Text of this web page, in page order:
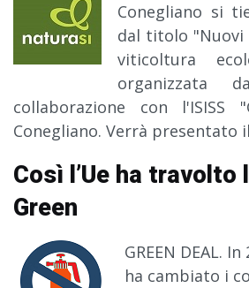
Conegliano si
dal titolo
viticoltura
organizzata
collaborazione con l'ISISS
Conegliano. Verrà presentato
Così l’Ue ha travolto
Green
GREEN DEAL.
ha cambiato i